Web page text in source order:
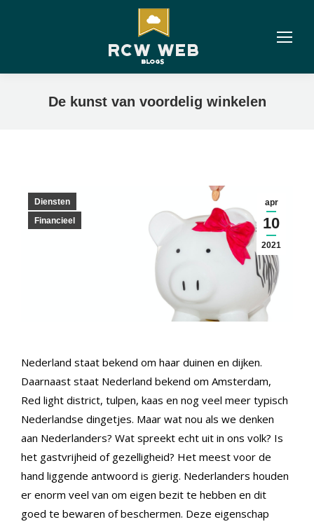
De kunst van voordelig winkelen
apr
10
2021
Diensten
Financieel
Nederland staat bekend om haar duinen en dijken.
Daarnaast staat Nederland bekend om Amsterdam,
Red light district, tulpen, kaas en nog veel meer typisch
Nederlandse dingetjes. Maar wat nou als we denken
aan Nederlanders? Wat spreekt echt uit in ons volk? Is
het gastvrijheid of gezelligheid? Het meest voor de
hand liggende antwoord is gierig. Nederlanders houden
er enorm veel van om eigen bezit te hebben en dit
goed te bewaren of beschermen. Deze eigenschap